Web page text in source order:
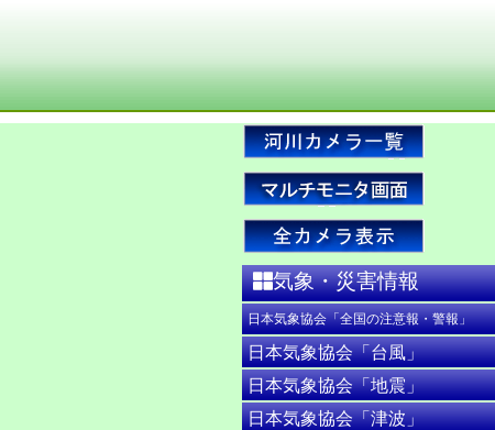
気象・災害情報
日本気象協会「全国の注意報・警報」
日本気象協会「台風」
日本気象協会「地震」
日本気象協会「津波」